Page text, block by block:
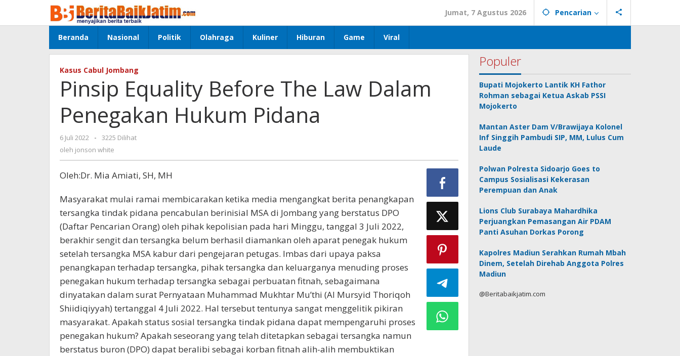
konten
Jumat, 7 Agustus 2026 Pencarian
Beranda Nasional Politik Olahraga Kuliner Hiburan Game Viral
Kasus Cabul Jombang
Pinsip Equality Before The Law Dalam
Penegakan Hukum Pidana
6 Juli 2022
oleh
jonson
-
3225 Dilihat
oleh jonson white
Oleh:Dr. Mia Amiati, SH, MH
Masyarakat mulai ramai membicarakan ketika media mengangkat berita penangkapan
tersangka tindak pidana pencabulan berinisial MSA di Jombang yang berstatus DPO
(Daftar Pencarian Orang) oleh pihak kepolisian pada hari Minggu, tanggal 3 Juli 2022,
berakhir sengit dan tersangka belum berhasil diamankan oleh aparat penegak hukum
setelah tersangka MSA kabur dari pengejaran petugas. Imbas dari upaya paksa
penangkapan terhadap tersangka, pihak tersangka dan keluarganya menuding proses
penegakan hukum terhadap tersangka sebagai perbuatan fitnah, sebagaimana
dinyatakan dalam surat Pernyataan Muhammad Mukhtar Mu’thi (Al Mursyid Thoriqoh
Shiidiqiyyah) tertanggal 4 Juli 2022. Hal tersebut tentunya sangat menggelitik pikiran
masyarakat. Apakah status sosial tersangka tindak pidana dapat mempengaruhi proses
penegakan hukum? Apakah seseorang yang telah ditetapkan sebagai tersangka namun
berstatus buron (DPO) dapat beralibi sebagai korban fitnah alih-alih membuktikan
Populer
Bupati Mojokerto Lantik KH Fathor
Rohman sebagai Ketua Askab PSSI
Mojokerto
Mantan Aster Dam V/Brawijaya Kolonel
Inf Singgih Pambudi SIP, MM, Lulus Cum
Laude
Polwan Polresta Sidoarjo Goes to
Campus Sosialisasi Kekerasan
Perempuan dan Anak
Lions Club Surabaya Mahardhika
Perjuangkan Pemasangan Air PDAM
Panti Asuhan Dorkas Porong
Kapolres Madiun Serahkan Rumah Mbah
Dinem, Setelah Direhab Anggota Polres
Madiun
@Beritabaikjatim.com